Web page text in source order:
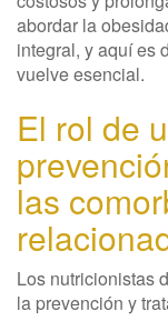
abordar la
integral, y aquí es
vuelve esencial.
El rol de
las
Los nutricionistas
la prevención y